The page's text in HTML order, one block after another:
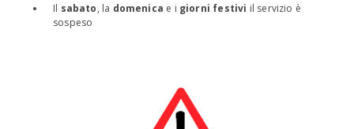
Il sabato, la domenica e i giorni festivi il servizio è
sospeso